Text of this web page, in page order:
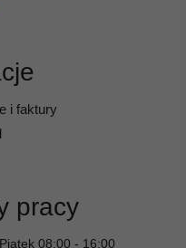
i faktury
pracy
08:00 - 16:00